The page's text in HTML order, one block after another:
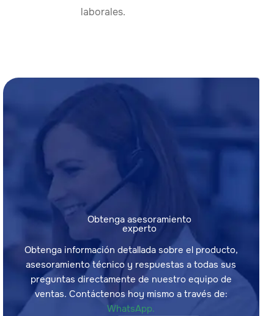
laborales.
Obtenga asesoramiento
experto
Obtenga información detallada sobre el producto,
asesoramiento técnico y respuestas a todas sus
preguntas directamente de nuestro equipo de
ventas. Contáctenos hoy mismo a través de:
WhatsApp.